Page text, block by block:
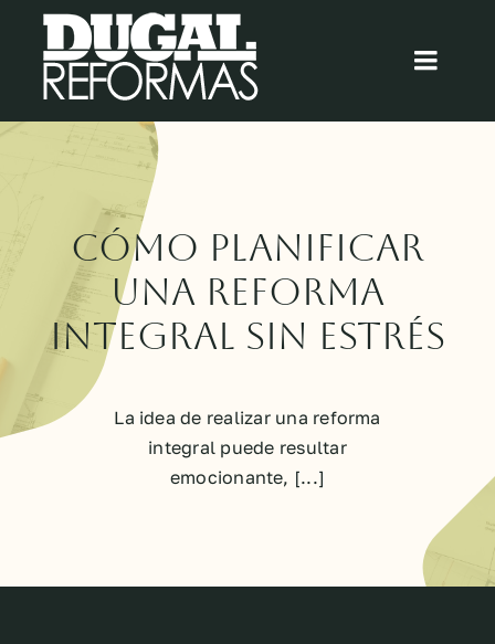
Saltar
contenido
Inicio
Quiénes somos
Cocinas
Baños
Blog
Cómo Planificar
una Reforma
Integral sin Estrés
La idea de realizar una reforma
integral puede resultar
emocionante, [...]